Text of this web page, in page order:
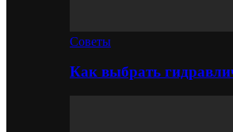
Советы
Как выбрать